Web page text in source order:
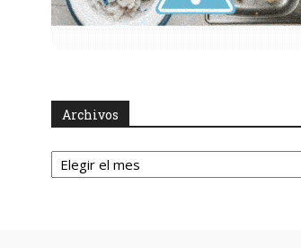
Archivos
Archivos